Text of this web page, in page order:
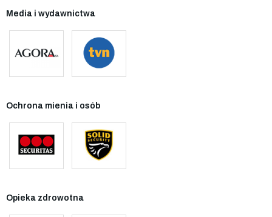
Media i wydawnictwa
Ochrona mienia i osób
Opieka zdrowotna